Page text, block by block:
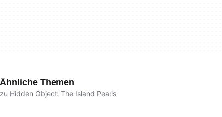
Ähnliche Themen
zu Hidden Object: The Island Pearls